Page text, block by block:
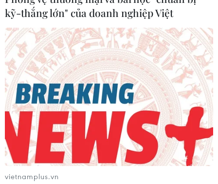
khứ và không đồng đều do độ trễ tác động của
ngân sách, tăng trưởng tiêu dùng chưa có bước
đột phá và tình trạng phân mảnh thương mại
tiếp tục diễn ra.
kỹ-thắng lớn" của doanh nghiệp Việt
vietnamplus.vn